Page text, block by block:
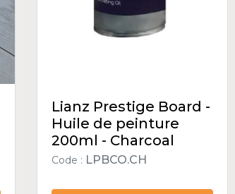
Lianz Prestige Board -
Huile de peinture
200ml - Charcoal
Code : LPBCO.CH